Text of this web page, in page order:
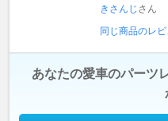
きさんじ さん
同じ商品のレ
あなたの愛車のパーツ